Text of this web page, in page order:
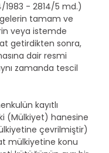
1983 - 2814/5 md.)
tamam ve
veya istemde
getirdikten sonra,
dair resmi
zamanda tescil
kayıtlı
(Mülkiyet) hanesine
çevrilmiştir)
mülkiyetine konu